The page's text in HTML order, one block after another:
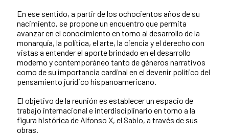
En ese sentido, a partir de los ochocientos años de su
nacimiento, se propone un encuentro que permita
avanzar en el conocimiento en torno al desarrollo de la
monarquía, la política, el arte, la ciencia y el derecho con
vistas a entender el aporte brindado en el desarrollo
moderno y contemporáneo tanto de géneros narrativos
como de su importancia cardinal en el devenir político del
pensamiento jurídico hispanoamericano.
El objetivo de la reunión es establecer un espacio de
trabajo internacional e interdisciplinario en torno a la
figura histórica de Alfonso X, el Sabio, a través de sus
obras.